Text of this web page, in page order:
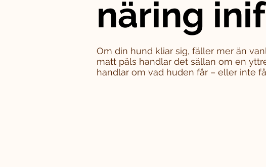
näring
Om din hund kliar sig, fäller mer än
matt päls handlar det sällan om en
handlar om vad huden får – eller inte